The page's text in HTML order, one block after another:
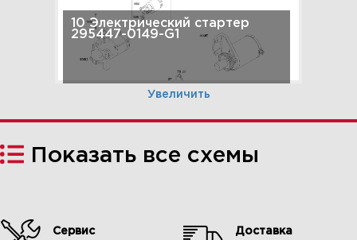
10 Электрический стартер
295447-0149-G1
Увеличить
Показать все схемы
Сервис
Доставка